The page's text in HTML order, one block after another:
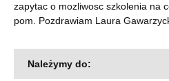
zapytac o mozliwosc szkolenia na
pom. Pozdrawiam Laura
Należymy do: